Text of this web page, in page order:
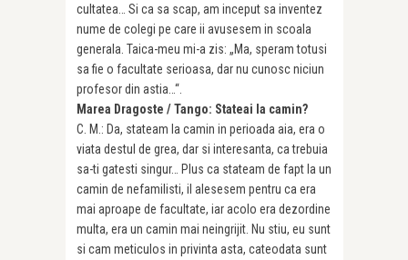
cultatea… Si ca sa scap, am inceput sa inventez
nume de colegi pe care ii avu­sesem in scoala
generala. Taica-meu mi-a zis: „Ma, speram totusi
sa fie o facultate serioasa, dar nu cunosc niciun
profesor din astia…“.
Marea Dragoste / Tango: Stateai la camin?
C. M.: Da, stateam la camin in perioada aia, era o
viata destul de grea, dar si interesanta, ca trebuia
sa-ti gatesti singur… Plus ca stateam de fapt la un
ca­min de nefamilisti, il alesesem pentru ca era
mai aproape de facultate, iar acolo era dezordine
multa, era un camin mai nein­grijit. Nu stiu, eu sunt
si cam meticulos in privinta asta, cateodata sunt